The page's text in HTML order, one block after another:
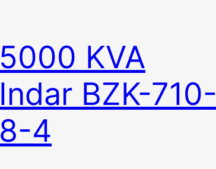
5000 KVA
Indar BZK-710-
8-4